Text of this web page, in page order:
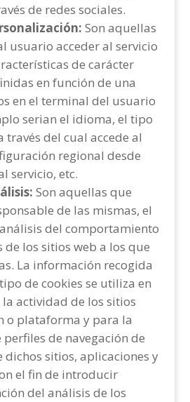
de redes sociales.
Son aquellas
usuario acceder al servicio
de carácter
en función de una
en el terminal del usuario
serian el idioma, el tipo
través del cual accede al
regional desde
servicio, etc.
Son aquellas que
de las mismas, el
del comportamiento
de los sitios web a los que
La información recogida
de cookies se utiliza en
actividad de los sitios
o plataforma y para la
de navegación de
dichos sitios, aplicaciones y
el fin de introducir
del análisis de los